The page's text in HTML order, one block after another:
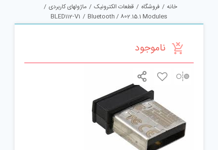
خانه / فروشگاه / قطعات الکترونیک / ماژولهای کاربردی /
Bluetooth / 802.15.1 Modules
/
BLED112-V1
ناموجود